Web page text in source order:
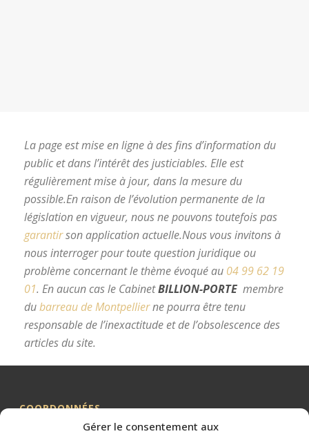
Gérer le consentement aux
La page est mise en ligne à des fins d’information du
public et dans l’intérêt des justiciables. Elle est
régulièrement mise à jour, dans la mesure du
possible.En raison de l’évolution permanente de la
législation en vigueur, nous ne pouvons toutefois pas
garantirson application actuelle.Nous vous invitons à
nous interroger pour toute question juridique ou
problème concernant le thème évoqué au 04 99 62 19
01. En aucun cas le CabinetBILLION-PORTE membre
dubarreau de Montpellierne pourra être tenu
responsable de l’inexactitude et de l’obsolescence des
articles du site.
COORDONNÉES
Me BILLION-PORTE